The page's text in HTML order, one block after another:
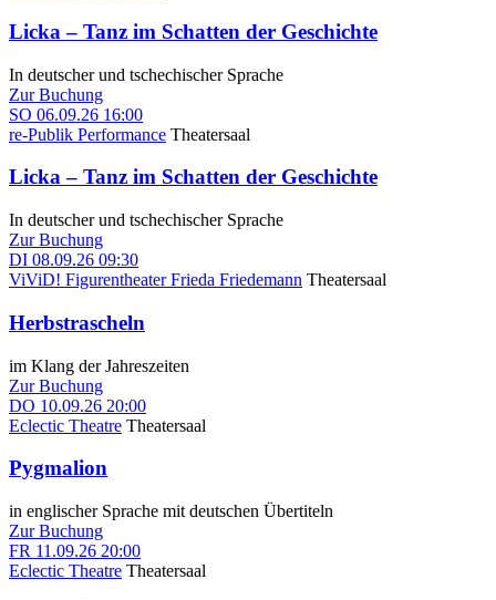
Licka – Tanz im Schatten der Geschichte
In deutscher und tschechischer Sprache
Zur Buchung
SO 06.09.26 16:00
re-Publik Performance Theatersaal
Licka – Tanz im Schatten der Geschichte
In deutscher und tschechischer Sprache
Zur Buchung
DI 08.09.26 09:30
ViViD! Figurentheater Frieda Friedemann Theatersaal
Herbstrascheln
im Klang der Jahreszeiten
Zur Buchung
DO 10.09.26 20:00
Eclectic Theatre Theatersaal
Pygmalion
in englischer Sprache mit deutschen Übertiteln
Zur Buchung
FR 11.09.26 20:00
Eclectic Theatre Theatersaal